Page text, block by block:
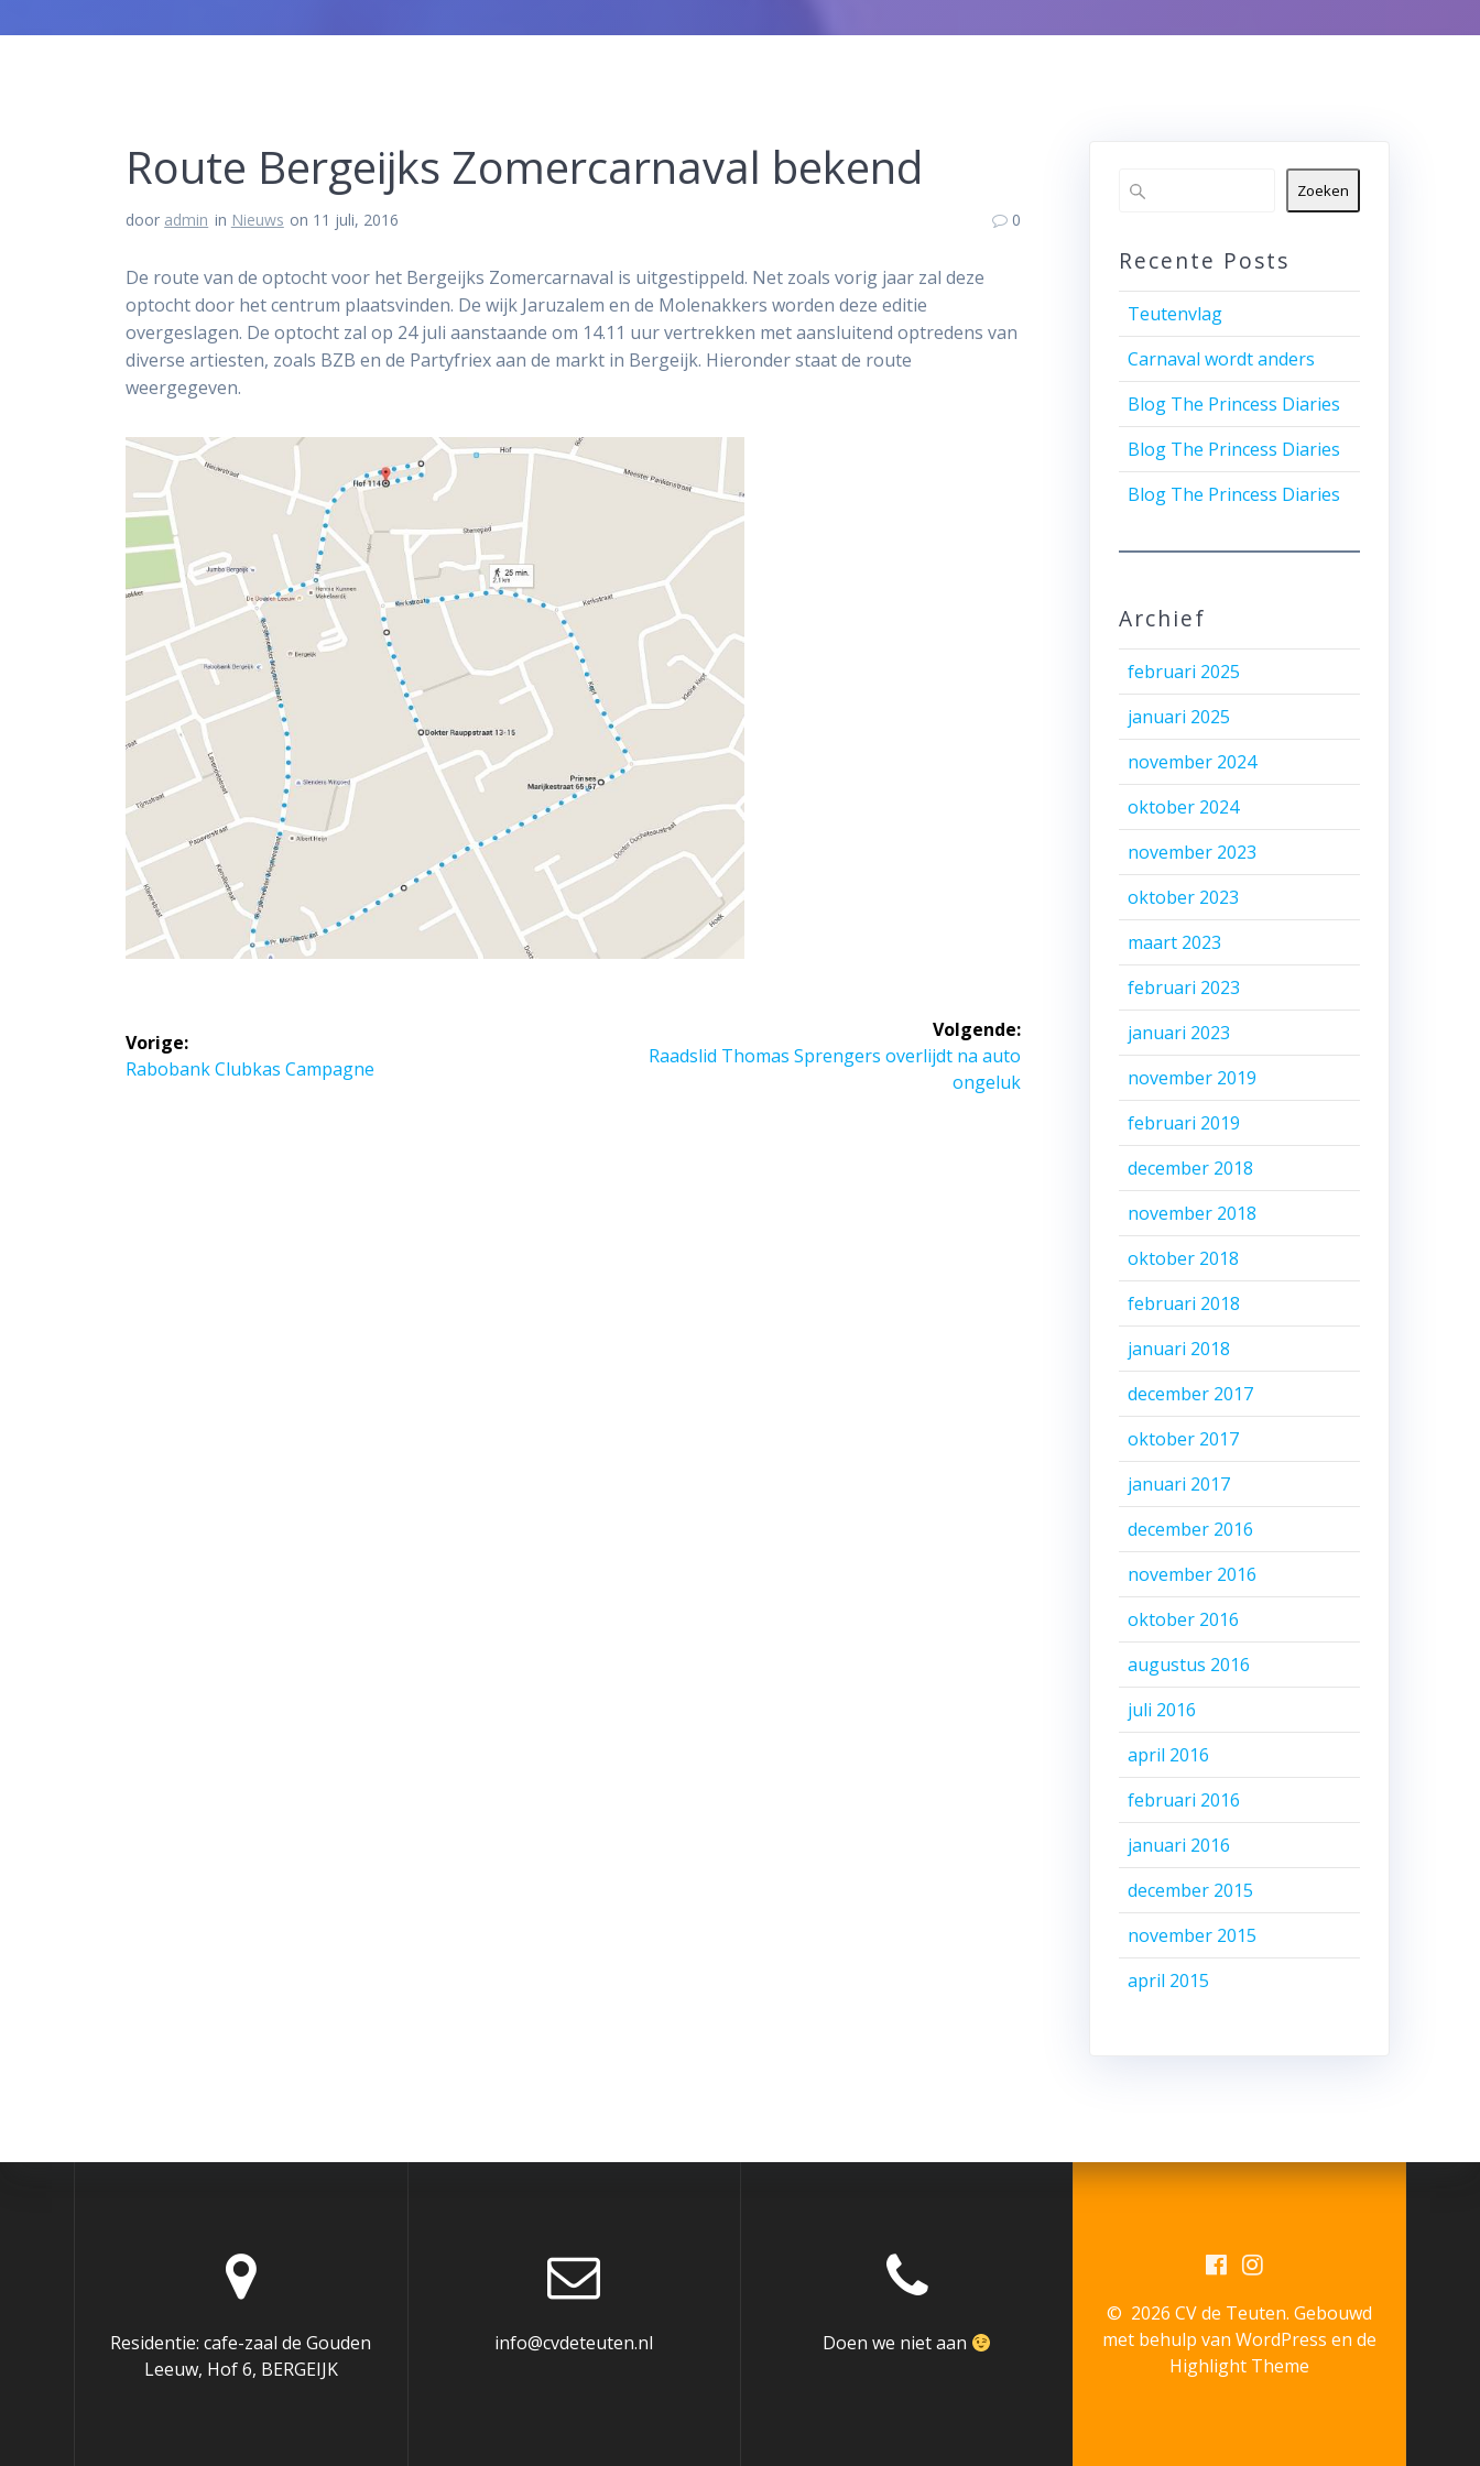
Route Bergeijks Zomercarnaval bekend
door admin in Nieuws on 11 juli, 2016 0
De route van de optocht voor het Bergeijks Zomercarnaval is uitgestippeld. Net zoals vorig jaar zal deze
optocht door het centrum plaatsvinden. De wijk Jaruzalem en de Molenakkers worden deze editie
overgeslagen. De optocht zal op 24 juli aanstaande om 14.11 uur vertrekken met aansluitend optredens van
diverse artiesten, zoals BZB en de Partyfriex aan de markt in Bergeijk. Hieronder staat de route
weergegeven.
Bericht
navigatie
Vorige:
Vorig
Rabobank Clubkas Campagne
Volgende:
Volgend
Raadslid Thomas Sprengers overlijdt na auto
ongeluk
Zoeken
Recente Posts
Teutenvlag
Carnaval wordt anders
Blog The Princess Diaries
Blog The Princess Diaries
Blog The Princess Diaries
Archief
februari 2025
januari 2025
november 2024
oktober 2024
november 2023
oktober 2023
maart 2023
februari 2023
januari 2023
november 2019
februari 2019
december 2018
november 2018
oktober 2018
februari 2018
januari 2018
december 2017
oktober 2017
januari 2017
december 2016
november 2016
oktober 2016
augustus 2016
juli 2016
april 2016
februari 2016
januari 2016
december 2015
november 2015
april 2015
Residentie: cafe-zaal de Gouden
Leeuw, Hof 6, BERGEIJK
info@cvdeteuten.nl Doen we niet aan
© 2026 CV de Teuten. Gebouwd
met behulp van WordPress en de
Highlight Theme